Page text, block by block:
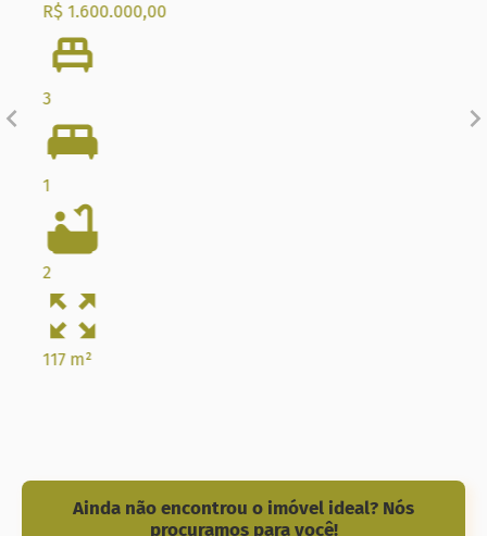
R$ 1.600.000,00
117 m²
Ainda não encontrou o imóvel ideal? Nós
procuramos para você!